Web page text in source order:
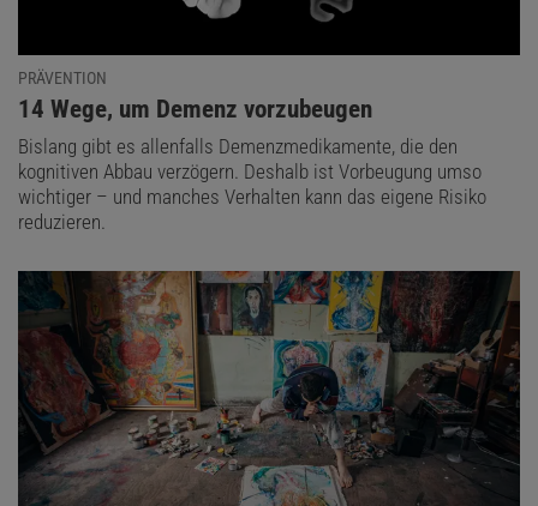
PRÄVENTION
:
14 Wege, um Demenz vorzubeugen
Bislang gibt es allenfalls Demenzmedikamente, die den
kognitiven Abbau verzögern. Deshalb ist Vorbeugung umso
wichtiger – und manches Verhalten kann das eigene Risiko
reduzieren.